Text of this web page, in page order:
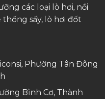
các loại lò hơi, nồi
sấy, lò hơi đốt
Phường Tân Đông
Bình Cơ, Thành